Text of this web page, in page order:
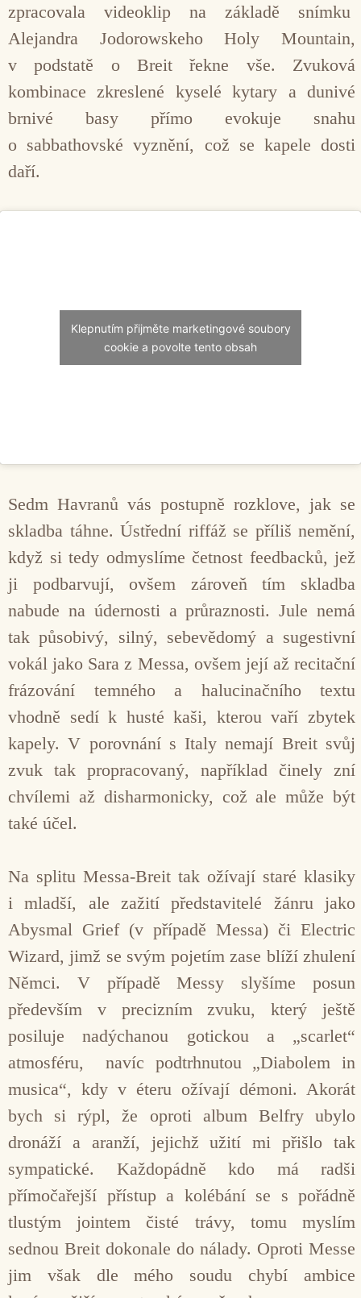
zpracovala videoklip na základě snímku
Alejandra Jodorowskeho Holy Mountain,
v podstatě o Breit řekne vše. Zvuková
kombinace zkreslené kyselé kytary a dunivé
brnivé basy přímo evokuje snahu
o sabbathovské vyznění, což se kapele dosti
daří.
Klepnutím přijměte marketingové soubory
cookie a povolte tento obsah
Sedm Havranů vás postupně rozklove, jak se
skladba táhne. Ústřední riffáž se příliš nemění,
když si tedy odmyslíme četnost feedbacků, jež
ji podbarvují, ovšem zároveň tím skladba
nabude na údernosti a průraznosti. Jule nemá
tak působivý, silný, sebevědomý a sugestivní
vokál jako Sara z Messa, ovšem její až recitační
frázování temného a halucinačního textu
vhodně sedí k husté kaši, kterou vaří zbytek
kapely. V porovnání s Italy nemají Breit svůj
zvuk tak propracovaný, například činely zní
chvílemi až disharmonicky, což ale může být
také účel.
Na splitu Messa-Breit tak ožívají staré klasiky
i mladší, ale zažití představitelé žánru jako
Abysmal Grief (v případě Messa) či Electric
Wizard, jimž se svým pojetím zase blíží zhulení
Němci. V případě Messy slyšíme posun
především v precizním zvuku, který ještě
posiluje nadýchanou gotickou a „scarlet“
atmosféru, navíc podtrhnutou „Diabolem in
musica“, kdy v éteru ožívají démoni. Akorát
bych si rýpl, že oproti album Belfry ubylo
dronáží a aranží, jejichž užití mi přišlo tak
sympatické. Každopádně kdo má radši
přímočařejší přístup a kolébání se s pořádně
tlustým jointem čisté trávy, tomu myslím
sednou Breit dokonale do nálady. Oproti Messe
jim však dle mého soudu chybí ambice